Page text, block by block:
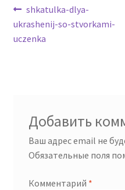
Навигация
по
Предыдущая
запись:
shkatulka-dlya-
ukrashenij-so-stvorkami-
uczenka
Добавить
Ваш адрес email не
Обязательные поля
Комментарий *